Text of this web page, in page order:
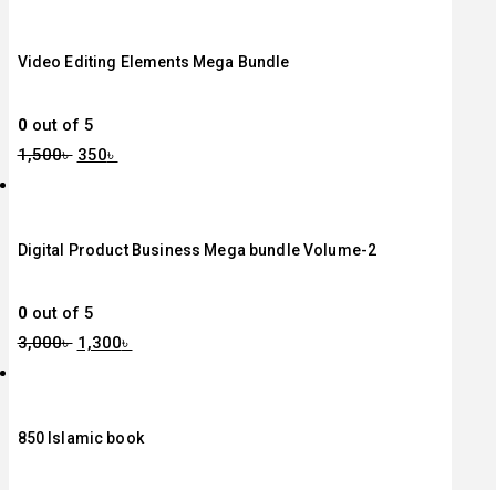
Video Editing Elements Mega Bundle
0out of 5
1,500৳ 350৳
Digital Product Business Mega bundle Volume-2
0out of 5
3,000৳ 1,300৳
850 Islamic book